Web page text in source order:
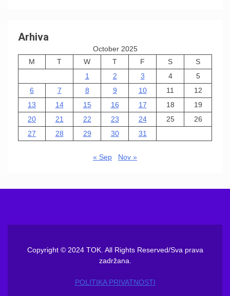
Arhiva
October 2025
M
T W T F S
S
1
2 3 4
5
6
7 8 9 10 11
12
13
14 15 16 17 18
19
20
21 22 23 24 25
26
27
28 29 30 31
« Sep Nov »
Copyright © 2024 TOK. All Rights Reserved/Sva prava
zadržana.
POLITIKA PRIVATNOSTI